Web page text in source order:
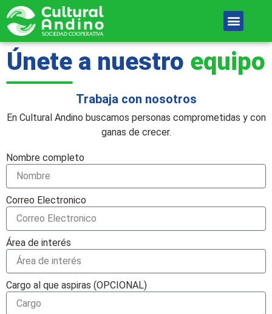
contenido
Menu
Únete a nuestro equipo
Trabaja con nosotros
En Cultural Andino buscamos personas comprometidas y con
ganas de crecer.
Nombre completo
Correo Electronico
Área de interés
Cargo al que aspiras (OPCIONAL)